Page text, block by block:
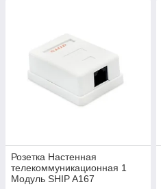
Розетка Настенная
телекоммуникационная 1
Модуль SHIP A167